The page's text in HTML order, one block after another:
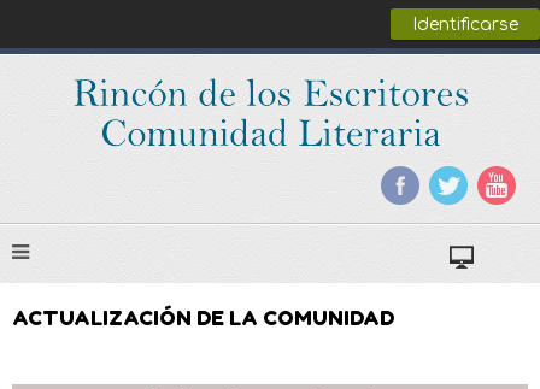
Identificarse
ACTUALIZACIÓN DE LA COMUNIDAD